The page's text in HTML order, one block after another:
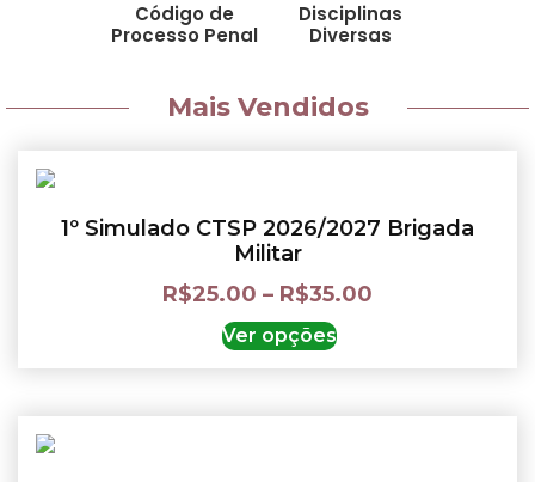
Código de
Processo Penal
Disciplinas
Diversas
Mais Vendidos
1º Simulado CTSP 2026/2027 Brigada
Militar
R$25.00 – R$35.00
Ver opções